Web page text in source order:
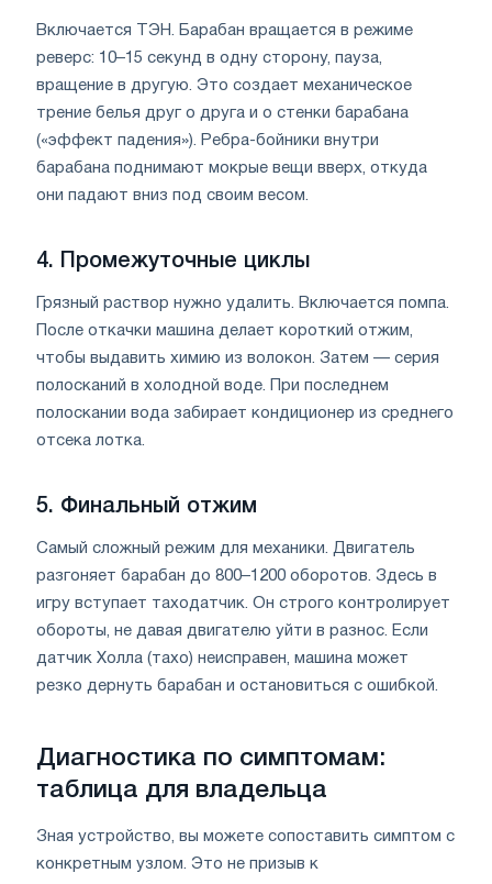
Включается ТЭН. Барабан вращается в режиме
реверс: 10–15 секунд в одну сторону, пауза,
вращение в другую. Это создает механическое
трение белья друг о друга и о стенки барабана
(«эффект падения»). Ребра-бойники внутри
барабана поднимают мокрые вещи вверх, откуда
они падают вниз под своим весом.
4. Промежуточные циклы
Грязный раствор нужно удалить. Включается помпа.
После откачки машина делает короткий отжим,
чтобы выдавить химию из волокон. Затем — серия
полосканий в холодной воде. При последнем
полоскании вода забирает кондиционер из среднего
отсека лотка.
5. Финальный отжим
Самый сложный режим для механики. Двигатель
разгоняет барабан до 800–1200 оборотов. Здесь в
игру вступает таходатчик. Он строго контролирует
обороты, не давая двигателю уйти в разнос. Если
датчик Холла (тахо) неисправен, машина может
резко дернуть барабан и остановиться с ошибкой.
Диагностика по симптомам:
таблица для владельца
Зная устройство, вы можете сопоставить симптом с
конкретным узлом. Это не призыв к